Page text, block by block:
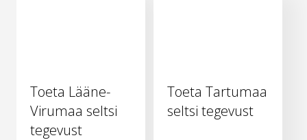
Toeta Lääne-
Virumaa seltsi
tegevust
Toeta Tartumaa
seltsi tegevust